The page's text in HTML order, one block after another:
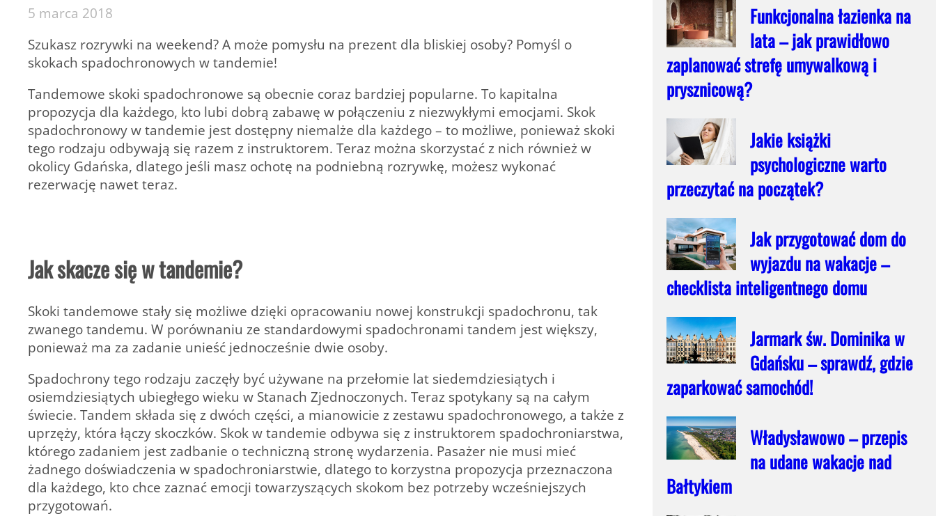
5 marca 2018
Szukasz rozrywki na weekend? A może pomysłu na prezent dla bliskiej osoby? Pomyśl o
skokach spadochronowych w tandemie!
Tandemowe skoki spadochronowe są obecnie coraz bardziej popularne. To kapitalna
propozycja dla każdego, kto lubi dobrą zabawę w połączeniu z niezwykłymi emocjami. Skok
spadochronowy w tandemie jest dostępny niemalże dla każdego – to możliwe, ponieważ skoki
tego rodzaju odbywają się razem z instruktorem. Teraz można skorzystać z nich również w
okolicy Gdańska, dlatego jeśli masz ochotę na podniebną rozrywkę, możesz wykonać
rezerwację nawet teraz.
Jak skacze się w tandemie?
Skoki tandemowe stały się możliwe dzięki opracowaniu nowej konstrukcji spadochronu, tak
zwanego tandemu. W porównaniu ze standardowymi spadochronami tandem jest większy,
ponieważ ma za zadanie unieść jednocześnie dwie osoby.
Spadochrony tego rodzaju zaczęły być używane na przełomie lat siedemdziesiątych i
osiemdziesiątych ubiegłego wieku w Stanach Zjednoczonych. Teraz spotykany są na całym
świecie. Tandem składa się z dwóch części, a mianowicie z zestawu spadochronowego, a także z
uprzęży, która łączy skoczków. Skok w tandemie odbywa się z instruktorem spadochroniarstwa,
którego zadaniem jest zadbanie o techniczną stronę wydarzenia. Pasażer nie musi mieć
żadnego doświadczenia w spadochroniarstwie, dlatego to korzystna propozycja przeznaczona
dla każdego, kto chce zaznać emocji towarzyszących skokom bez potrzeby wcześniejszych
przygotowań.
Funkcjonalna łazienka na
lata – jak prawidłowo
zaplanować strefę umywalkową i
prysznicową?
Jakie książki
psychologiczne warto
przeczytać na początek?
Jak przygotować dom do
wyjazdu na wakacje –
checklista inteligentnego domu
Jarmark św. Dominika w
Gdańsku – sprawdź, gdzie
zaparkować samochód!
Władysławowo – przepis
na udane wakacje nad
Bałtykiem